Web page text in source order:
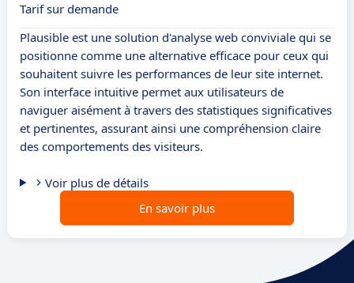
Tarif sur demande
Plausible est une solution d'analyse web conviviale qui se
positionne comme une alternative efficace pour ceux qui
souhaitent suivre les performances de leur site internet.
Son interface intuitive permet aux utilisateurs de
naviguer aisément à travers des statistiques significatives
et pertinentes, assurant ainsi une compréhension claire
des comportements des visiteurs.
Voir plus de détails
En savoir plus